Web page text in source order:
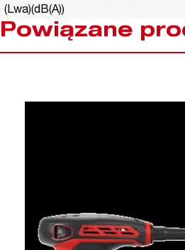
(Lwa)(dB(A))
Powiązane